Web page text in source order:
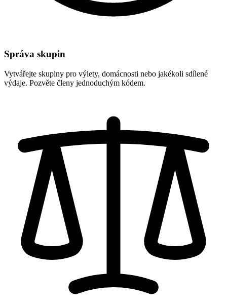
Správa skupin
Vytvářejte skupiny pro výlety, domácnosti nebo jakékoli sdílené
výdaje. Pozvěte členy jednoduchým kódem.